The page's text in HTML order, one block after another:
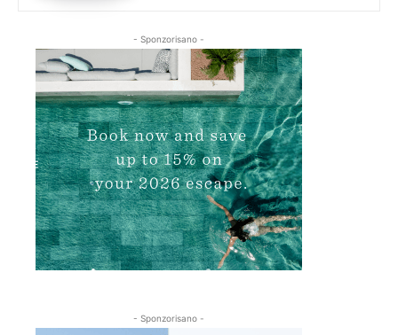
- Sponzorisano -
- Sponzorisano -